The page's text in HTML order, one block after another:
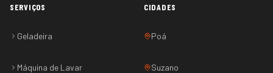
SERVIÇOS
Geladeira
Máquina de Lavar
CIDADES
Poá
Suzano